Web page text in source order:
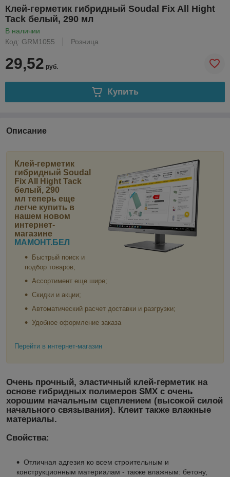
Клей-герметик гибридный Soudal Fix All Hight
Tack белый, 290 мл
В наличии
Код: GRM1055
Розница
29,52 руб.
Купить
Описание
Клей-герметик
гибридный Soudal
Fix All Hight Tack
белый, 290
мл теперь еще
легче купить в
нашем новом
интернет-
магазине
МАМОНТ.БЕЛ
Быстрый поиск и
подбор товаров;
Ассортимент еще шире;
Скидки и акции;
Автоматический расчет доставки и разгрузки;
Удобное оформление заказа
Перейти в интернет-магазин
Очень прочный, эластичный клей-герметик на
основе гибридных полимеров SMX с очень
хорошим начальным сцеплением (высокой силой
начального связывания). Клеит также влажные
материалы.
Свойства:
Отличная адгезия ко всем строительным и
конструкционным материалам - также влажным: бетону,